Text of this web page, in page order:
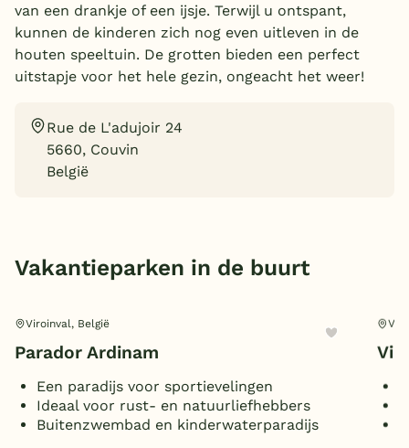
Texel
Limburg
Duitsland
van een drankje of een ijsje. Terwijl u ontspant,
kunnen de kinderen zich nog even uitleven in de
houten speeltuin. De grotten bieden een perfect
uitstapje voor het hele gezin, ongeacht het weer!
Rue de L'adujoir 24
5660, Couvin
België
Vakantieparken in de buurt
Viroinval, België
Parador Ardinam
Een paradijs voor sportievelingen
Ideaal voor rust- en natuurliefhebbers
Buitenzwembad en kinderwaterparadijs